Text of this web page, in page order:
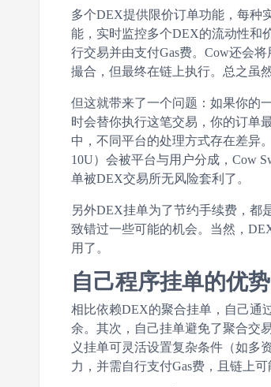
多个DEX提供限价订单功能，每种
能，实时监控多个DEX的流动性和
行交易并由支付Gas费。Cow还会
撮合，但最终在链上执行。总之虽
但这就带来了一个问题：如果你的
时会替你执行这笔交易，你的订单
中，不同平台的处理方式存在差异
10U）会被平台与用户分成，Cow
单被DEX交易所无风险套利了。
另外DEX挂单为了节约手续费，都
致错过一些可能的机会。当然，
用了。
自己程序挂单的优势
相比依赖DEX的聚合挂单，自己通
余。其次，自己挂单避免了聚合交
义挂单可灵活设置复杂条件（如多
力，并需自行支付Gas费，且链上